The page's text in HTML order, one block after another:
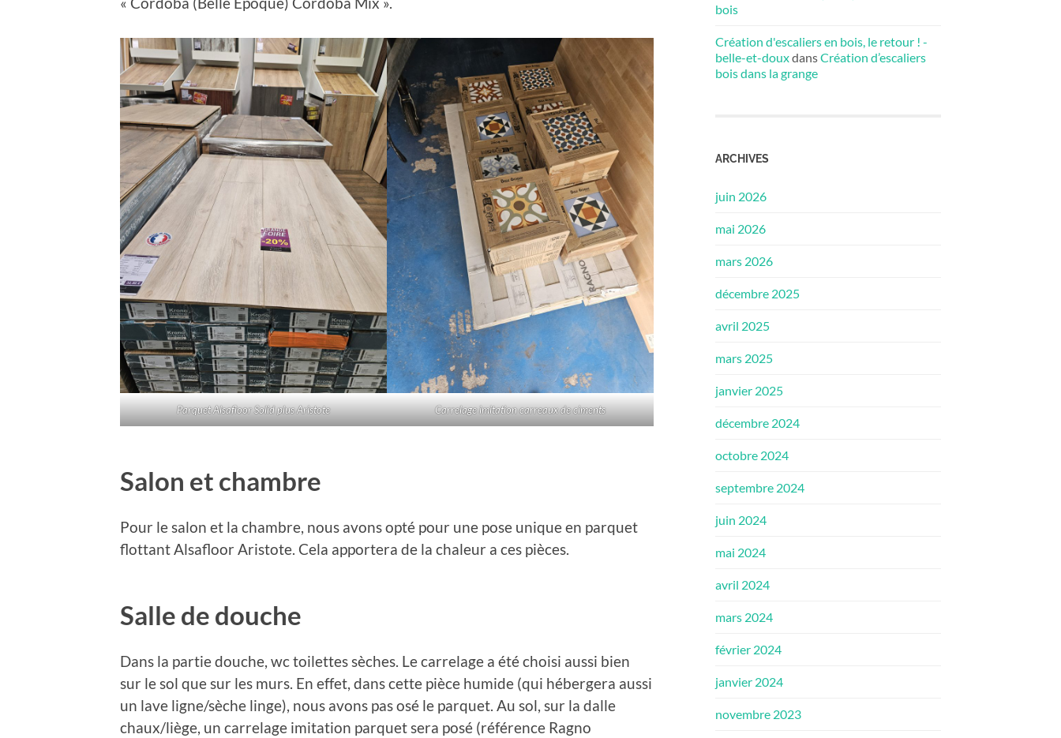
Parquet Alsafloor Solid plus Aristote Carrelage imitation carreaux de ciments
Salon et chambre
Pour le salon et la chambre, nous avons opté pour une pose unique en parquet
flottant Alsafloor Aristote. Cela apportera de la chaleur a ces pièces.
Salle de douche
Dans la partie douche, wc toilettes sèches. Le carrelage a été choisi aussi bien
sur le sol que sur les murs. En effet, dans cette pièce humide (qui hébergera aussi
un lave ligne/sèche linge), nous avons pas osé le parquet. Au sol, sur la dalle
chaux/liège, un carrelage imitation parquet sera posé (référence Ragno
bois
Création d'escaliers en bois, le retour ! -
belle-et-douxdansCréation d’escaliers
bois dans la grange
ARCHIVES
juin 2026
mai 2026
mars 2026
décembre 2025
avril 2025
mars 2025
janvier 2025
décembre 2024
octobre 2024
septembre 2024
juin 2024
mai 2024
avril 2024
mars 2024
février 2024
janvier 2024
novembre 2023